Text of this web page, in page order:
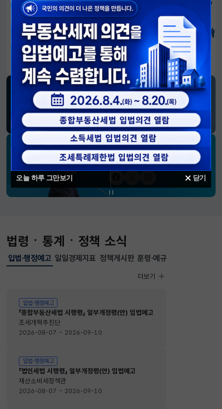
오늘 하루 그만보기 닫기
알림판
국민이 만든 대전환의 길-회복과 도약, 모두의 1년
재정경제부 SNS 소식
블로그페이스북트위터(X)유튜브인스타그램
소통하는 경제 리더 구윤철 장관의
SNS 채널
법령ㆍ통계ㆍ정책 소식
입법·행정예고
선택됨
입법·행정예고
입법·행정예고
「종합부동산세법 시행령」 일부개정령(안) 입법예고
조세개혁추진단
2026-08-07 ~ 2026-09-10
입법·행정예고
「법인세법 시행령」 일부개정령(안) 입법예고
재산소비세정책관
2026-08-07 ~ 2026-09-10
입법·행정예고
더보기
일일경제지표 정책게시판 훈령·예규